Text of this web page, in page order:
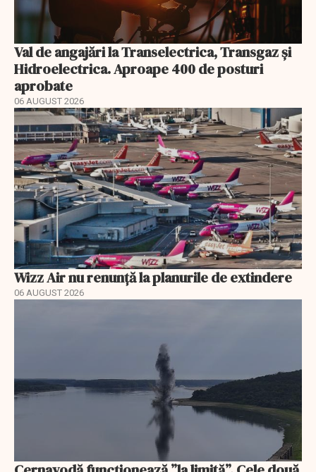
Val de angajări la Transelectrica, Transgaz și
Hidroelectrica. Aproape 400 de posturi
aprobate
06 AUGUST 2026
Wizz Air nu renunță la planurile de extindere
06 AUGUST 2026